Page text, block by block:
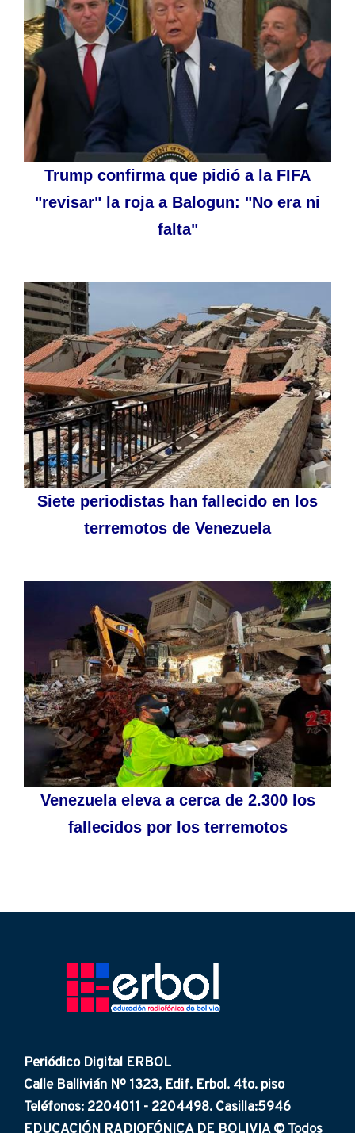
Trump confirma que pidió a la FIFA
"revisar" la roja a Balogun: "No era ni
falta"
Siete periodistas han fallecido en los
terremotos de Venezuela
Venezuela eleva a cerca de 2.300 los
fallecidos por los terremotos
Periódico Digital ERBOL
Calle Ballivián Nº 1323, Edif. Erbol. 4to. piso
Teléfonos: 2204011 - 2204498. Casilla:5946